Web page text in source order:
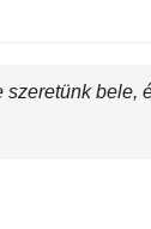
bele,